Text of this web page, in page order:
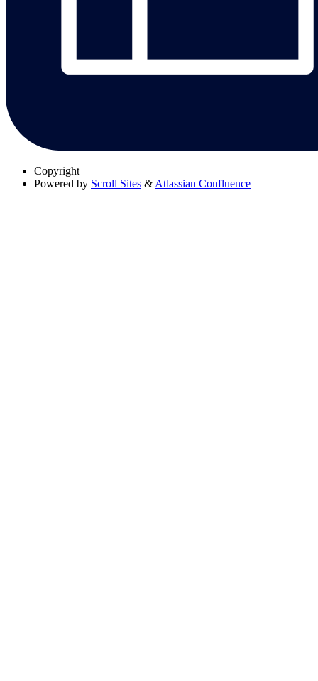
Copyright
Powered by Scroll Sites & Atlassian Confluence